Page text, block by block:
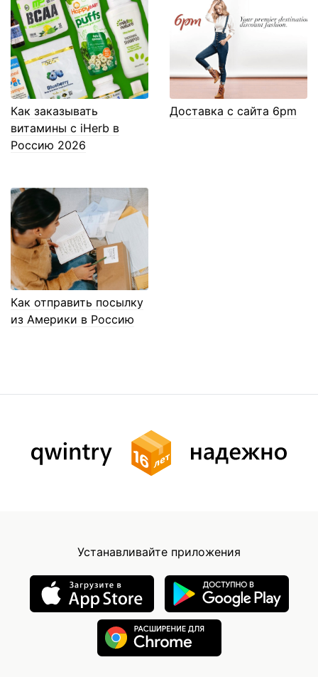
Как заказывать
витамины с iHerb в
Россию 2026
Доставка с сайта 6pm
Как отправить посылку
из Америки в Россию
Устанавливайте приложения